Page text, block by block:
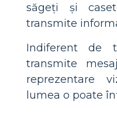
săgeți și
transmite
Indiferent de
transmite
reprezentare
lumea o poate